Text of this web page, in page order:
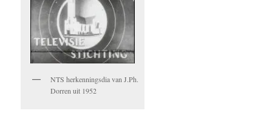
NTS herkenningsdia van J.Ph.
Dorren uit 1952